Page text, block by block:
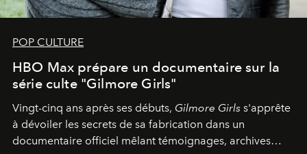
POP CULTURE
HBO Max prépare un documentaire sur la
série culte "Gilmore Girls"
Vingt-cinq ans après ses débuts, Gilmore Girls s'apprête
à dévoiler les secrets de sa fabrication dans un
documentaire officiel mêlant témoignages, archives